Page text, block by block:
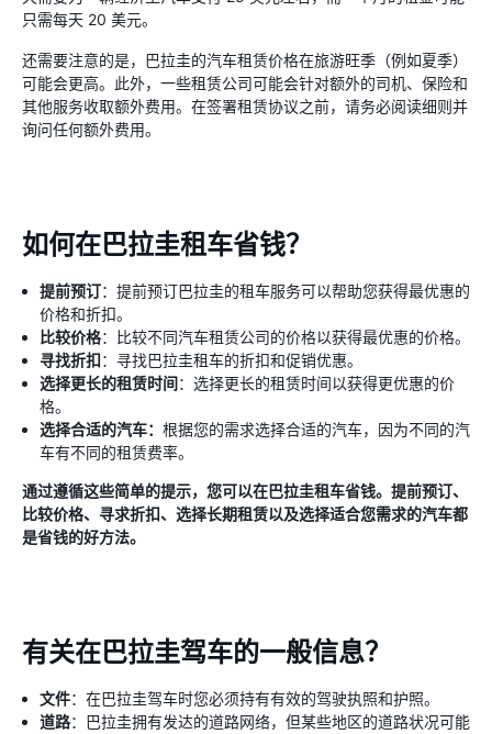
只需每天 20 美元。
还需要注意的是，巴拉圭的汽车租赁价格在旅游旺季（例如夏季）
可能会更高。此外，一些租赁公司可能会针对额外的司机、保险和
其他服务收取额外费用。在签署租赁协议之前，请务必阅读细则并
询问任何额外费用。
如何在巴拉圭租车省钱？
提前预订：提前预订巴拉圭的租车服务可以帮助您获得最优惠的
价格和折扣。
比较价格：比较不同汽车租赁公司的价格以获得最优惠的价格。
寻找折扣：寻找巴拉圭租车的折扣和促销优惠。
选择更长的租赁时间：选择更长的租赁时间以获得更优惠的价
格。
选择合适的汽车： 根据您的需求选择合适的汽车，因为不同的汽
车有不同的租赁费率。
通过遵循这些简单的提示，您可以在巴拉圭租车省钱。提前预订、
比较价格、寻求折扣、选择长期租赁以及选择适合您需求的汽车都
是省钱的好方法。
有关在巴拉圭驾车的一般信息？
文件：在巴拉圭驾车时您必须持有有效的驾驶执照和护照。
道路：巴拉圭拥有发达的道路网络，但某些地区的道路状况可能